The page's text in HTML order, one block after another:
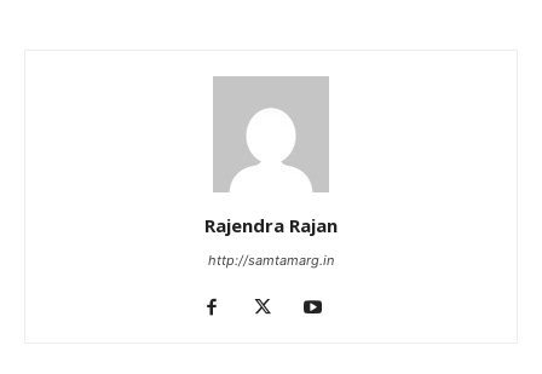
Rajendra Rajan
http://samtamarg.in